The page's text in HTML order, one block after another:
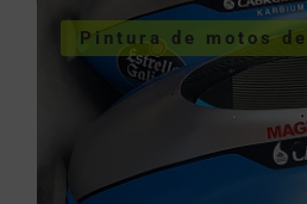
Pintura de motos
Pintura de